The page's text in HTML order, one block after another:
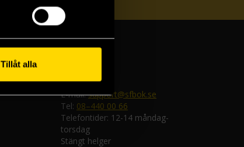
Tillåt alla
Kundtjänst
E-mail:support@sfbok.se
Tel: 08–440 00 66
Telefontider: 12-14 måndag-
torsdag
Stängt helger